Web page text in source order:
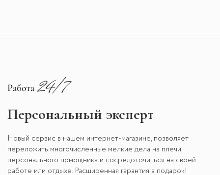
Персональный эксперт
Новый сервис в нашем интернет-магазине, позволяет
переложить многочисленные мелкие дела на плечи
персонального помощника и сосредоточиться на своей
работе или отдыхе. Расширенная гарантия в подарок!